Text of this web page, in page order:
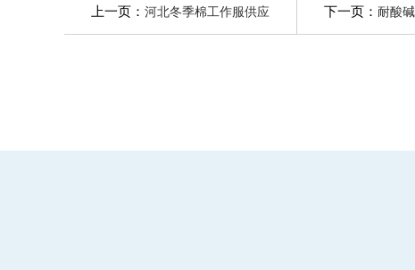
上一页： 河北冬季棉工作服供应 下一页： 耐酸